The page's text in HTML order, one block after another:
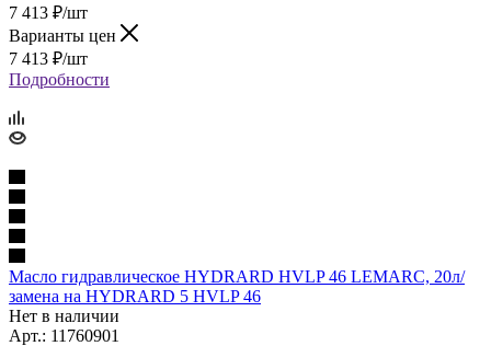
7 413 ₽/шт
Варианты цен
7 413 ₽/шт
Подробности
Масло гидравлическое HYDRARD HVLP 46 LEMARC, 20л/
замена на HYDRARD 5 HVLP 46
Нет в наличии
Арт.: 11760901